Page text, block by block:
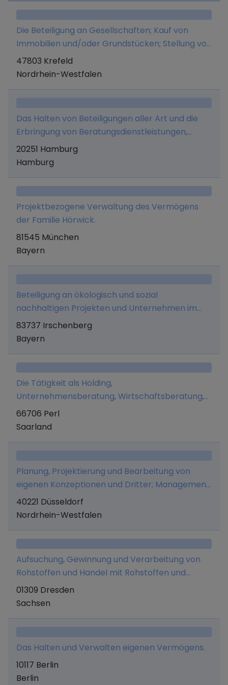
Die Beteiligung an Gesellschaften; Kauf von
Immobilien und/oder Grundstücken; Stellung von
Management- und Beratungsleistungen;
Verwaltungs- und
47803 Krefeld
Nordrhein-Westfalen
Das Halten von Beteiligungen aller Art und die
Erbringung von Beratungsdienstleistungen,
insbesondere im Bereich erneuerbarer Energien,
im eigenen Namen und auf eigene Rechnung.
20251 Hamburg
Hamburg
Projektbezogene Verwaltung des Vermögens
der Familie Hörwick.
81545 München
Bayern
Beteiligung an ökologisch und sozial
nachhaltigen Projekten und Unternehmen im
eigenen Namen und auf eigene Rechnung sowie
die Verwaltung von Marken und Patenten
83737 Irschenberg
Bayern
Die Tätigkeit als Holding,
Unternehmensberatung, Wirtschaftsberatung,
Verwaltung eigenen Vermögens, Marketing und
Managementaufgaben.
66706 Perl
Saarland
Planung, Projektierung und Bearbeitung von
eigenen Konzeptionen und Dritter; Management
und Beratungsdienstleistungen, sowie das Halten
und Veräußern von Beteiligungen aller Art.
40221 Düsseldorf
Nordrhein-Westfalen
Aufsuchung, Gewinnung und Verarbeitung von
Rohstoffen und Handel mit Rohstoffen und
daraus entstehenden Erzeugnissen sowie
Edelmetallhandel; Erwerb, Halten und Verwalten
Grundstücken und Immobilien sowie deren
Vermietung; Erbringung von Dienstleistungen, die
direkt oder indirekt mit dem Kauf, Verkauf oder
01309 Dresden
Sachsen
Das Halten und Verwalten eigenen Vermögens.
10117 Berlin
Berlin